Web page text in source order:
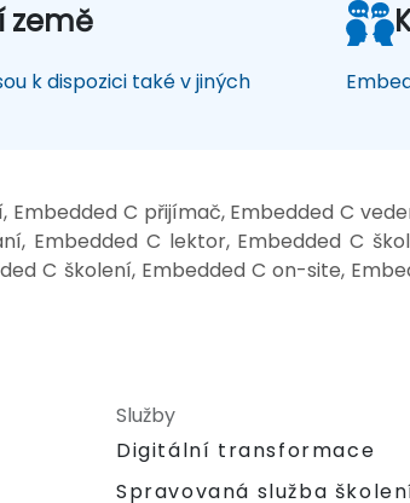
země
k dispozici také v jiných
C přijímač, Embedded C
Embedded C lektor, Embedded C
C školení, Embedded C on-site,
Služby
Digitální transformace
Spravovaná služba